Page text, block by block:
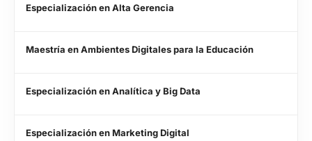
Especialización en Alta Gerencia
Maestría en Ambientes Digitales para la Educación
Especialización en Analítica y Big Data
Especialización en Marketing Digital